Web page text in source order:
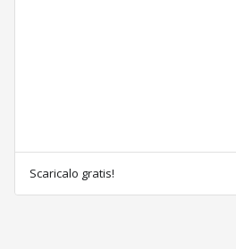
Scaricalo gratis!